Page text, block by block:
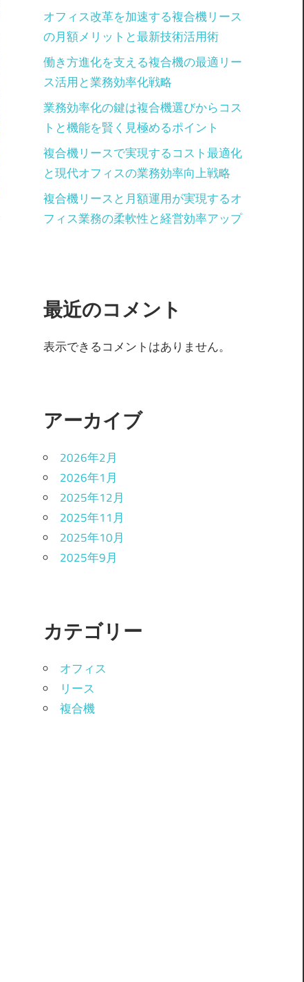
オフィス改革を加速する複合機リース
の月額メリットと最新技術活用術
働き方進化を支える複合機の最適リー
ス活用と業務効率化戦略
業務効率化の鍵は複合機選びからコス
トと機能を賢く見極めるポイント
複合機リースで実現するコスト最適化
と現代オフィスの業務効率向上戦略
複合機リースと月額運用が実現するオ
フィス業務の柔軟性と経営効率アップ
最近のコメント
表示できるコメントはありません。
アーカイブ
2026年2月
2026年1月
2025年12月
2025年11月
2025年10月
2025年9月
カテゴリー
オフィス
リース
複合機